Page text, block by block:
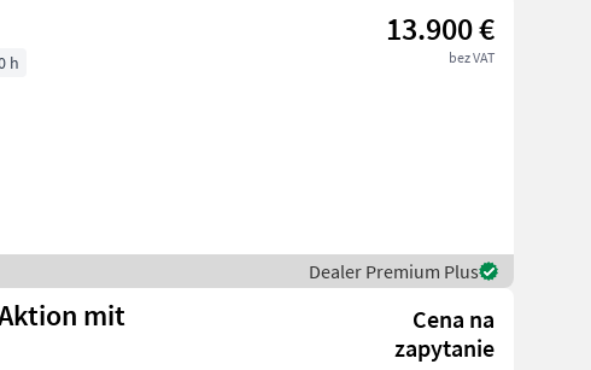
13.900 €
bez VAT
h
Dealer Premium Plus
mit
Cena na
zapytanie